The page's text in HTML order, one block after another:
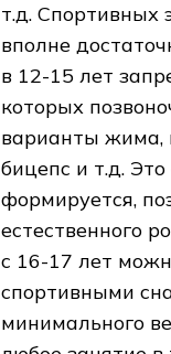
т.д. Спортивных
вполне
в 12-15 лет
которых
варианты жима,
бицепс и т.д.
формируется,
естественного
с 16-17 лет
спортивными
минимального